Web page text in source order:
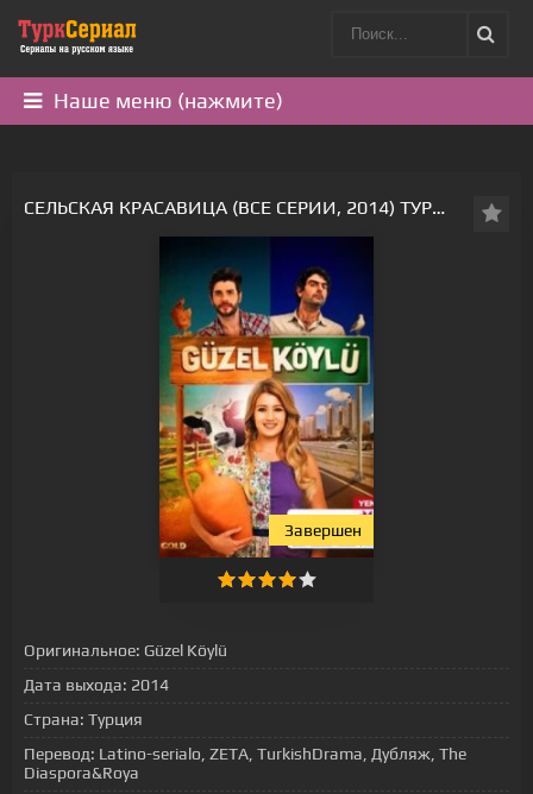
Наше меню (нажмите)
СЕЛЬСКАЯ КРАСАВИЦА (ВСЕ СЕРИИ, 2014) ТУРЕЦКИЙ СЕРИАЛ
Завершен
Оригинальное: Güzel Köylü
Дата выхода: 2014
Страна: Турция
Перевод: Latino-serialo, ZETA, TurkishDrama, Дубляж, The
Diaspora&Roya